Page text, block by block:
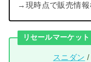
→現時点で販売情報
リセールマーケット
スニダン /